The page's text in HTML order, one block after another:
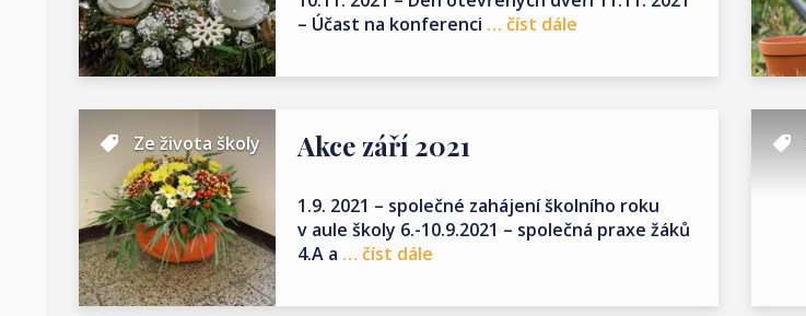
– Účast na konferenci … číst dále
Ze života školy Akce září 2021
1.9. 2021 – společné zahájení školního roku
v aule školy 6.-10.9.2021 – společná praxe žáků
4.A a … číst dále